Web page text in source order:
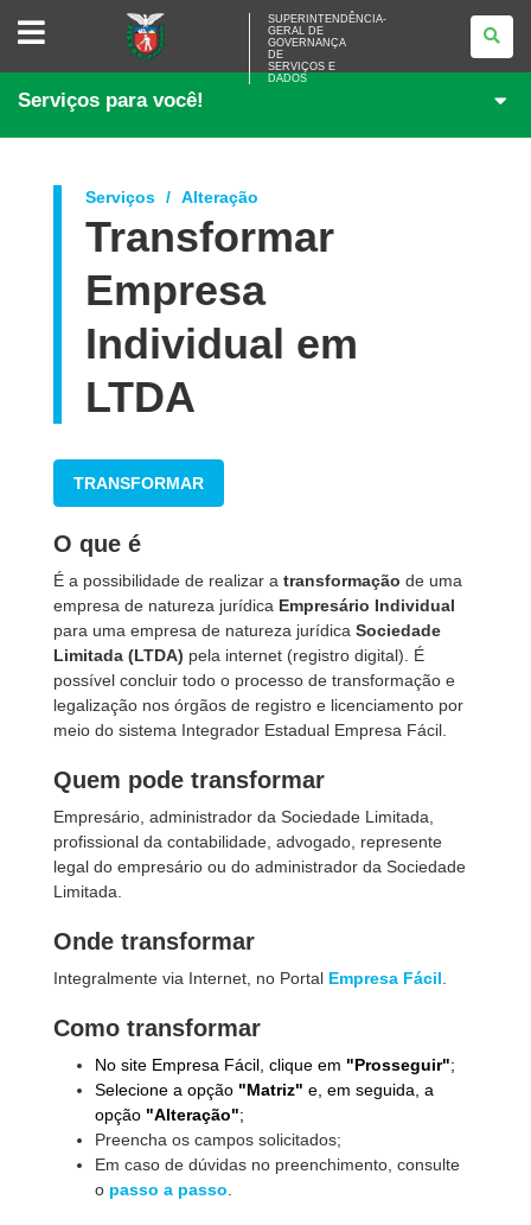
SUPERINTENDÊNCIA-
<BR>GOVERNANÇA
SERVIÇOS
DADOS
SUPERINTENDÊNCIA-
GERAL DE
GOVERNANÇA
DE
SERVIÇOS E
DADOS
Serviços para você!
Serviços Alteração
Transformar
Empresa
Individual em
LTDA
TRANSFORMAR
O que é
É a possibilidade de realizar a transformação de uma
empresa de natureza jurídica Empresário Individual
para uma empresa de natureza jurídica Sociedade
Limitada (LTDA) pela internet (registro digital). É
possível concluir todo o processo de transformação e
legalização nos órgãos de registro e licenciamento por
meio do sistema Integrador Estadual Empresa Fácil.
Quem pode transformar
Empresário, administrador da Sociedade Limitada,
profissional da contabilidade, advogado, represente
legal do empresário ou do administrador da Sociedade
Limitada.
Onde transformar
Integralmente via Internet, no Portal Empresa Fácil
Como transformar
No site Empresa Fácil, clique em "Prosseguir";
Selecione a opção "Matriz" e, em seguida, a
opção "Alteração";
Preencha os campos solicitados;
Em caso de dúvidas no preenchimento, consulte
o passo a passo